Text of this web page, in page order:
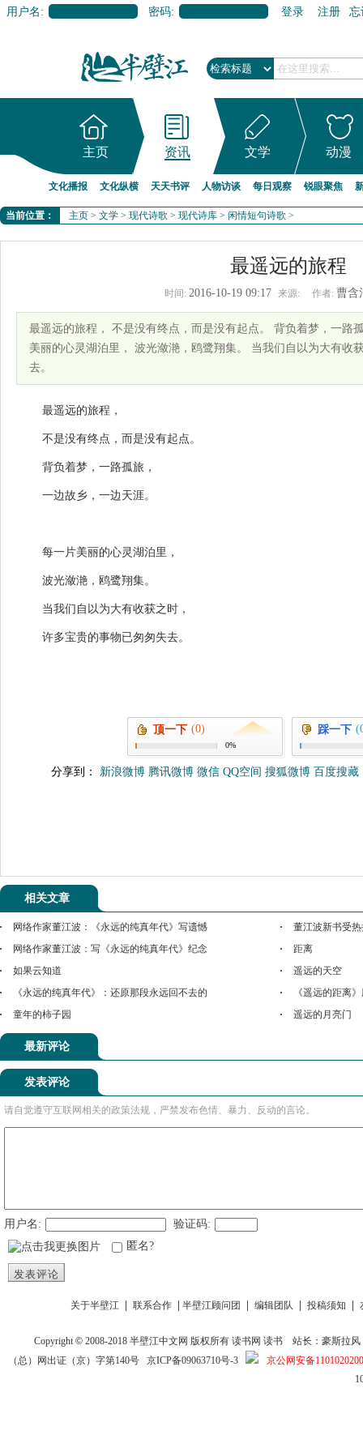
用户名: 密码: 登录 注册 忘
主页 资讯 文学 动漫
文化播报 文化纵横 天天书评 人物访谈 每日观察 锐眼聚焦
当前位置： 主页 > 文学 > 现代诗歌 > 现代诗库 > 闲情短句诗歌 >
最遥远的旅程
时间: 2016-10-19 09:17 来源: 作者: 曹
最遥远的旅程， 不是没有终点，而是没有起点。 背负着梦，一路
美丽的心灵湖泊里， 波光潋滟，鸥鹭翔集。 当我们自以为大有收
去。
最遥远的旅程，
不是没有终点，而是没有起点。
背负着梦，一路孤旅，
一边故乡，一边天涯。
每一片美丽的心灵湖泊里，
波光潋滟，鸥鹭翔集。
当我们自以为大有收获之时，
许多宝贵的事物已匆匆失去。
顶一下 (0)
0%
踩一下
分享到： 新浪微博 腾讯微博 微信 QQ空间 搜狐微博 百度搜藏
相关文章
网络作家董江波：《永远的纯真年代》写遗憾
董江波新书受
网络作家董江波：写《永远的纯真年代》纪念
距离
如果云知道
遥远的天空
《永远的纯真年代》：还原那段永远回不去的
《遥远的距离
童年的柿子园
遥远的月亮门
最新评论
发表评论
请自觉遵守互联网相关的政策法规，严禁发布色情、暴力、反动的言论。
用户名:
验证码:
匿名?
发表评论
关于半壁江 联系合作 半壁江顾问团 编辑团队 投稿须知
Copyright © 2008-2018半壁江中文网 版权所有读书网 读书
站长：豪斯拉风
（总）网出证（京）字第140号 京ICP备09063710号-3
京公网安备